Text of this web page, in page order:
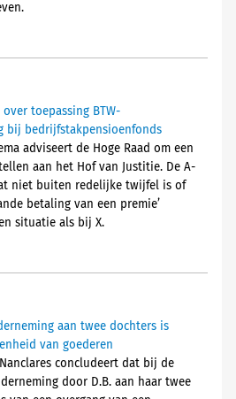
toepassing BTW-
bij bedrijfstakpensioenfonds
adviseert de Hoge Raad om een
aan het Hof van Justitie. De A-
niet buiten redelijke twijfel is of
betaling van een premie’
situatie als bij X.
aan twee dochters is
van goederen
concludeert dat bij de
door D.B. aan haar twee